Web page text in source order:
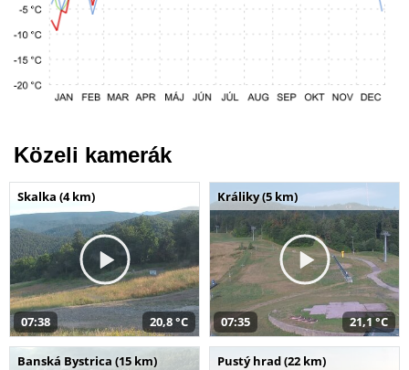
Közeli kamerák
Skalka (4 km)
07:38 20,8 °C
Králiky (5 km)
07:35 21,1 °C
Banská Bystrica (15 km) Pustý hrad (22 km)